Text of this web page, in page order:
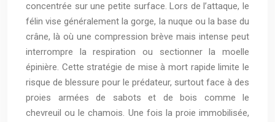
concentrée sur une petite surface. Lors de l’attaque, le
félin vise généralement la gorge, la nuque ou la base du
crâne, là où une compression brève mais intense peut
interrompre la respiration ou sectionner la moelle
épinière. Cette stratégie de mise à mort rapide limite le
risque de blessure pour le prédateur, surtout face à des
proies armées de sabots et de bois comme le
chevreuil ou le chamois. Une fois la proie immobilisée,